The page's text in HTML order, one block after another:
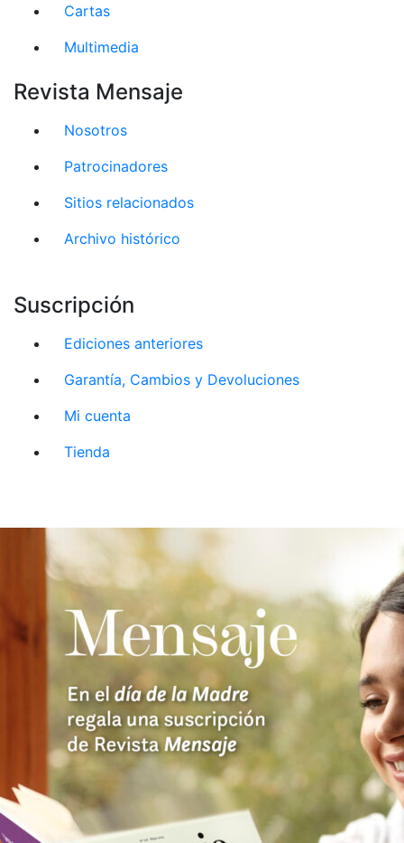
Cartas
Multimedia
Revista Mensaje
Nosotros
Patrocinadores
Sitios relacionados
Archivo histórico
Suscripción
Ediciones anteriores
Garantía, Cambios y Devoluciones
Mi cuenta
Tienda